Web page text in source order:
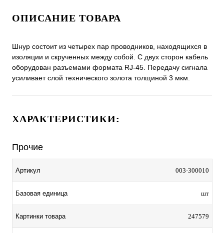
ОПИСАНИЕ ТОВАРА
Шнур состоит из четырех пар проводников, находящихся в
изоляции и скрученных между собой. С двух сторон кабель
оборудован разъемами формата RJ-45. Передачу сигнала
усиливает слой технического золота толщиной 3 мкм.
ХАРАКТЕРИСТИКИ:
Прочие
Артикул 003-300010
Базовая единица шт
Картинки товара 247579